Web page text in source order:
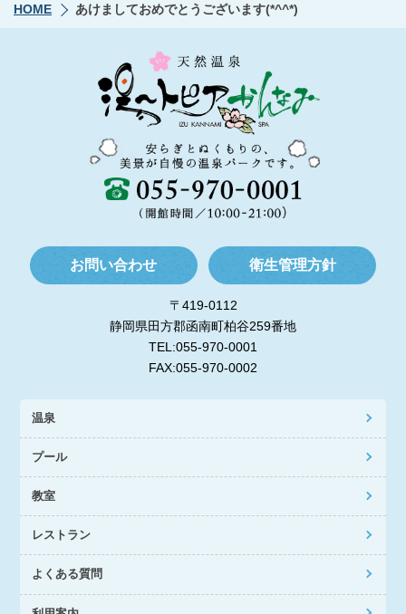
HOME あけましておめでとうございます(*^^*)
お問い合わせ 衛生管理方針
〒419-0112
静岡県田方郡函南町柏谷259番地
TEL:055-970-0001
FAX:055-970-0002
温泉
プール
教室
レストラン
よくある質問